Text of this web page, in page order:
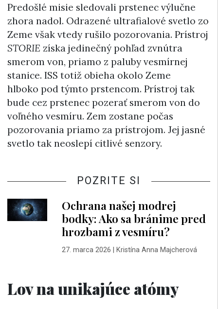
Predošlé misie sledovali prstenec výlučne
zhora nadol. Odrazené ultrafialové svetlo zo
Zeme však vtedy rušilo pozorovania. Prístroj
STORIE získa jedinečný pohľad zvnútra
smerom von, priamo z paluby vesmírnej
stanice. ISS totiž obieha okolo Zeme
hlboko pod týmto prstencom. Prístroj tak
bude cez prstenec pozerať smerom von do
voľného vesmíru. Zem zostane počas
pozorovania priamo za prístrojom. Jej jasné
svetlo tak neoslepí citlivé senzory.
POZRITE SI
Ochrana našej modrej
bodky: Ako sa bránime pred
hrozbami z vesmíru?
27. marca 2026 Kristína Anna Majcherová
Lov na unikajúce atómy